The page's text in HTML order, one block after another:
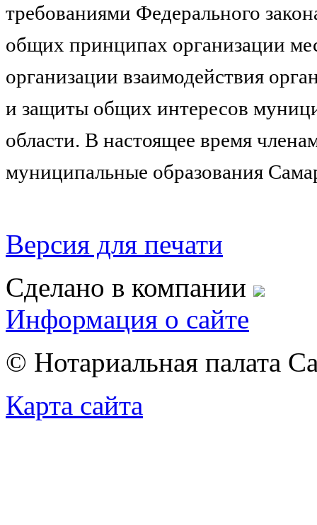
требованиями Федерального
общих принципах организации
организации взаимодействия
и защиты общих интересов
области. В настоящее время
муниципальные образования
Версия для печати
Сделано в компании
Информация о сайте
© Нотариальная палата
Карта сайта